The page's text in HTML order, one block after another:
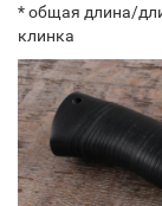
* общая длина/
клинка